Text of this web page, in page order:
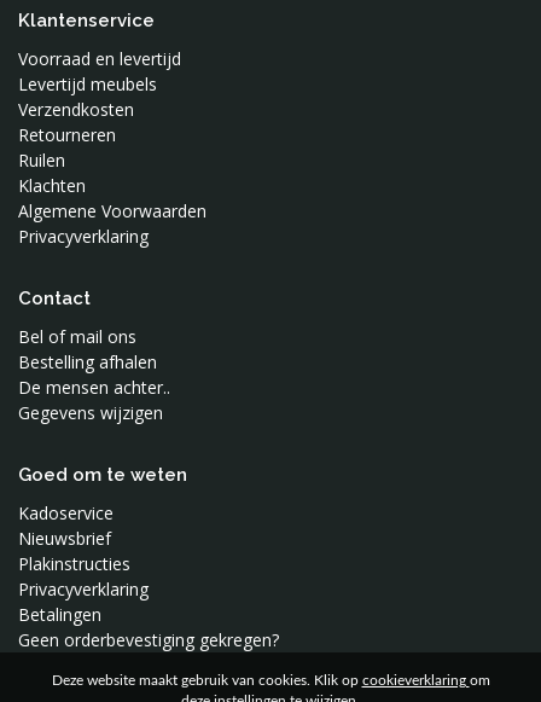
Deze website maakt gebruik van cookies. Klik op cookieverklaring om
Klantenservice
Voorraad en levertijd
Levertijd meubels
Verzendkosten
Retourneren
Ruilen
Klachten
Algemene Voorwaarden
Privacyverklaring
Contact
Bel of mail ons
Bestelling afhalen
De mensen achter..
Gegevens wijzigen
Goed om te weten
Kadoservice
Nieuwsbrief
Plakinstructies
Privacyverklaring
Betalingen
Geen orderbevestiging gekregen?